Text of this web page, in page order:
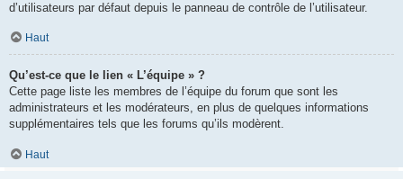
d’utilisateurs par défaut depuis le panneau de contrôle de l’utilisateur.
Haut
Qu’est-ce que le lien « L’équipe » ?
Cette page liste les membres de l’équipe du forum que sont les
administrateurs et les modérateurs, en plus de quelques informations
supplémentaires tels que les forums qu’ils modèrent.
Haut